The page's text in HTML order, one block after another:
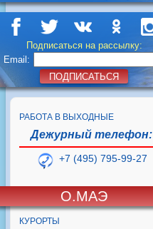
Подписаться на рассылку:
Email:
ПОДПИСАТЬСЯ
РАБОТА В ВЫХОДНЫЕ
Дежурный телефон:
+7 (495) 795-99-27
О.МАЭ
КУРОРТЫ